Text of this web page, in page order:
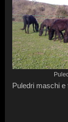
Puledri maschi